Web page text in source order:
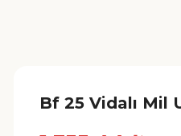
Bf 25 Vidalı Mil